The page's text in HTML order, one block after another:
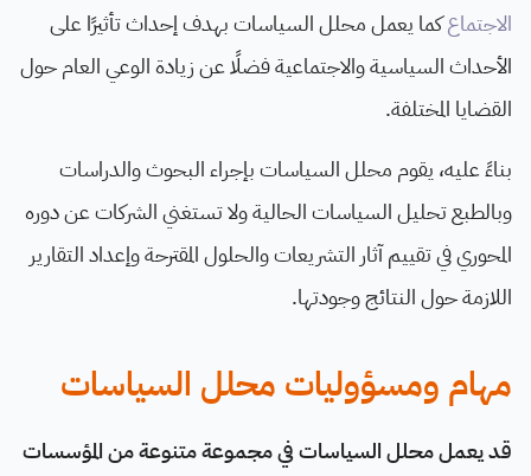
الاجتماعكما يعمل محلل السياسات بهدف إحداث تأثيرًا على
الأحداث السياسية والاجتماعية فضلًا عن زيادة الوعي العام حول
القضايا المختلفة.
بناءً عليه، يقوم محلل السياسات بإجراء البحوث والدراسات
وبالطبع تحليل السياسات الحالية ولا تستغني الشركات عن دوره
المحوري في تقييم آثار التشريعات والحلول المقترحة وإعداد التقارير
اللازمة حول النتائج وجودتها.
مهام ومسؤوليات محلل السياسات
قد يعمل محلل السياسات في مجموعة متنوعة من المؤسسات